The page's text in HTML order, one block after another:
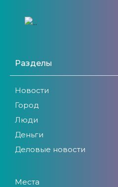
Разделы
Новости
Город
Люди
Деньги
Деловые новости
Места